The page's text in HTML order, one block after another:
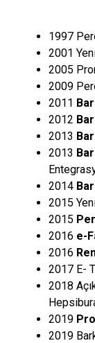
1997
2001
2005
2009
2011
2012
2013
2013
2014
2015
2015
2016 e-
2016
2017 E-
2018
2019
2019